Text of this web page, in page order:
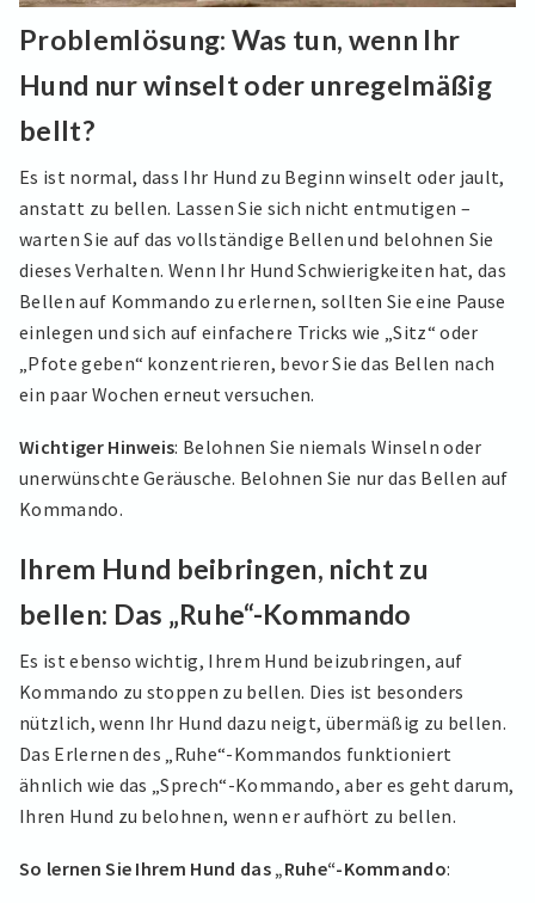
Problemlösung: Was tun, wenn Ihr
Hund nur winselt oder unregelmäßig
bellt?
Es ist normal, dass Ihr Hund zu Beginn winselt oder jault,
anstatt zu bellen. Lassen Sie sich nicht entmutigen –
warten Sie auf das vollständige Bellen und belohnen Sie
dieses Verhalten. Wenn Ihr Hund Schwierigkeiten hat, das
Bellen auf Kommando zu erlernen, sollten Sie eine Pause
einlegen und sich auf einfachere Tricks wie „Sitz“ oder
„Pfote geben“ konzentrieren, bevor Sie das Bellen nach
ein paar Wochen erneut versuchen.
Wichtiger Hinweis: Belohnen Sie niemals Winseln oder
unerwünschte Geräusche. Belohnen Sie nur das Bellen auf
Kommando.
Ihrem Hund beibringen, nicht zu
bellen: Das „Ruhe“-Kommando
Es ist ebenso wichtig, Ihrem Hund beizubringen, auf
Kommando zu stoppen zu bellen. Dies ist besonders
nützlich, wenn Ihr Hund dazu neigt, übermäßig zu bellen.
Das Erlernen des „Ruhe“-Kommandos funktioniert
ähnlich wie das „Sprech“-Kommando, aber es geht darum,
Ihren Hund zu belohnen, wenn er aufhört zu bellen.
So lernen Sie Ihrem Hund das „Ruhe“-Kommando: